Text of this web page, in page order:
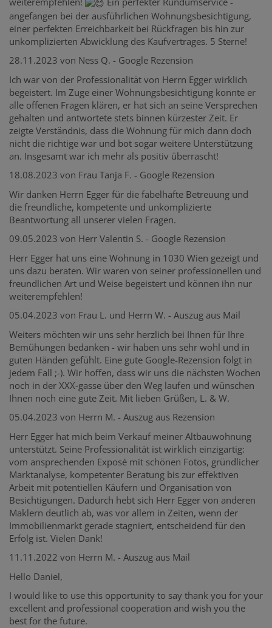
angefangen bei der ausführlichen Wohnungsbesichtigung,
einer perfekten Erreichbarkeit bei Rückfragen bis hin zur
unkomplizierten Abwicklung des Kaufvertrages. 5 Sterne!
28.11.2023 von Ness Q. - Google Rezension
Ich war von der Professionalität von Herrn Egger wirklich
begeistert. Im Zuge einer Wohnungsbesichtigung konnte er
alle offenen Fragen klären, er hat sich an seine Versprechen
gehalten und antwortete stets binnen kürzester Zeit. Er
zeigte Verständnis, dass die Wohnung für mich dann doch
nicht die richtige war und bot sogar weitere Unterstützung
an. Insgesamt war ich mehr als positiv überrascht!
18.08.2023 von Frau Tanja F. - Google Rezension
Wir danken Herrn Egger für die fabelhafte Betreuung und
die freundliche, kompetente und unkomplizierte
Beantwortung all unserer vielen Fragen.
09.05.2023 von Herr Valentin S. - Google Rezension
Herr Egger hat uns eine Wohnung in 1030 Wien gezeigt und
uns dazu beraten. Wir waren von seiner professionellen und
freundlichen Art und Weise begeistert und können ihn nur
weiterempfehlen!
05.04.2023 von Frau L. und Herrn W. - Auszug aus Mail
Weiters möchten wir uns sehr herzlich bei Ihnen für Ihre
Bemühungen bedanken - wir haben uns sehr wohl und in
guten Händen gefühlt. Eine gute Google-Rezension folgt in
jedem Fall ;-). Wir hoffen, dass wir uns die nächsten Wochen
noch in der XXX-gasse über den Weg laufen und wünschen
Ihnen noch eine gute Zeit. Mit lieben Grüßen, L. & W.
05.04.2023 von Herrn M. - Auszug aus Rezension
Herr Egger hat mich beim Verkauf meiner Altbauwohnung
unterstützt. Seine Professionalität ist wirklich einzigartig:
vom ansprechenden Exposé mit schönen Fotos, gründlicher
Marktanalyse, kompetenter Beratung bis zur effektiven
Arbeit mit potentiellen Käufern und Organisation von
Besichtigungen. Dadurch hebt sich Herr Egger von anderen
Maklern deutlich ab, was vor allem in Zeiten, wenn der
Immobilienmarkt gerade stagniert, entscheidend für den
Erfolg ist. Vielen Dank!
11.11.2022 von Herrn M. - Auszug aus Mail
Hello Daniel,
I would like to use this opportunity to say thank you for your
excellent and professional cooperation and wish you the
best for the future.